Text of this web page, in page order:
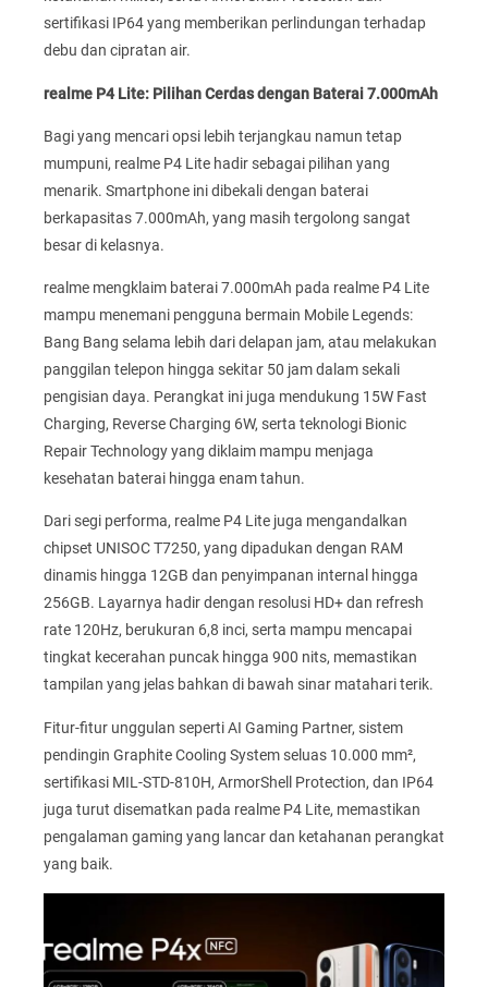
sertifikasi IP64 yang memberikan perlindungan terhadap
debu dan cipratan air.
realme P4 Lite: Pilihan Cerdas dengan Baterai 7.000mAh
Bagi yang mencari opsi lebih terjangkau namun tetap
mumpuni, realme P4 Lite hadir sebagai pilihan yang
menarik. Smartphone ini dibekali dengan baterai
berkapasitas 7.000mAh, yang masih tergolong sangat
besar di kelasnya.
realme mengklaim baterai 7.000mAh pada realme P4 Lite
mampu menemani pengguna bermain Mobile Legends:
Bang Bang selama lebih dari delapan jam, atau melakukan
panggilan telepon hingga sekitar 50 jam dalam sekali
pengisian daya. Perangkat ini juga mendukung 15W Fast
Charging, Reverse Charging 6W, serta teknologi Bionic
Repair Technology yang diklaim mampu menjaga
kesehatan baterai hingga enam tahun.
Dari segi performa, realme P4 Lite juga mengandalkan
chipset UNISOC T7250, yang dipadukan dengan RAM
dinamis hingga 12GB dan penyimpanan internal hingga
256GB. Layarnya hadir dengan resolusi HD+ dan refresh
rate 120Hz, berukuran 6,8 inci, serta mampu mencapai
tingkat kecerahan puncak hingga 900 nits, memastikan
tampilan yang jelas bahkan di bawah sinar matahari terik.
Fitur-fitur unggulan seperti AI Gaming Partner, sistem
pendingin Graphite Cooling System seluas 10.000 mm²,
sertifikasi MIL-STD-810H, ArmorShell Protection, dan IP64
juga turut disematkan pada realme P4 Lite, memastikan
pengalaman gaming yang lancar dan ketahanan perangkat
yang baik.